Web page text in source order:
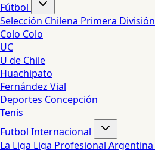
Fútbol
Selección Chilena Primera División
Colo Colo
UC
U de Chile
Huachipato
Fernández Vial
Deportes Concepción
Tenis
Futbol Internacional
La Liga Liga Profesional Argentina